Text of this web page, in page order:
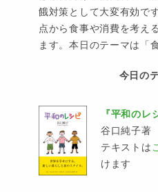
餓対策として大変有効で
点から食事や消費を考え
ます。本日のテーマは「
今日の
『平和のレ
谷口純子著
テキストは
けます